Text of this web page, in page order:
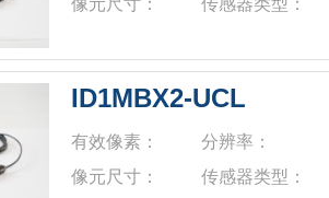
像元尺寸：
传感器类型：
ID1MBX2-UCL
有效像素： 分辨率：
像元尺寸：
传感器类型：